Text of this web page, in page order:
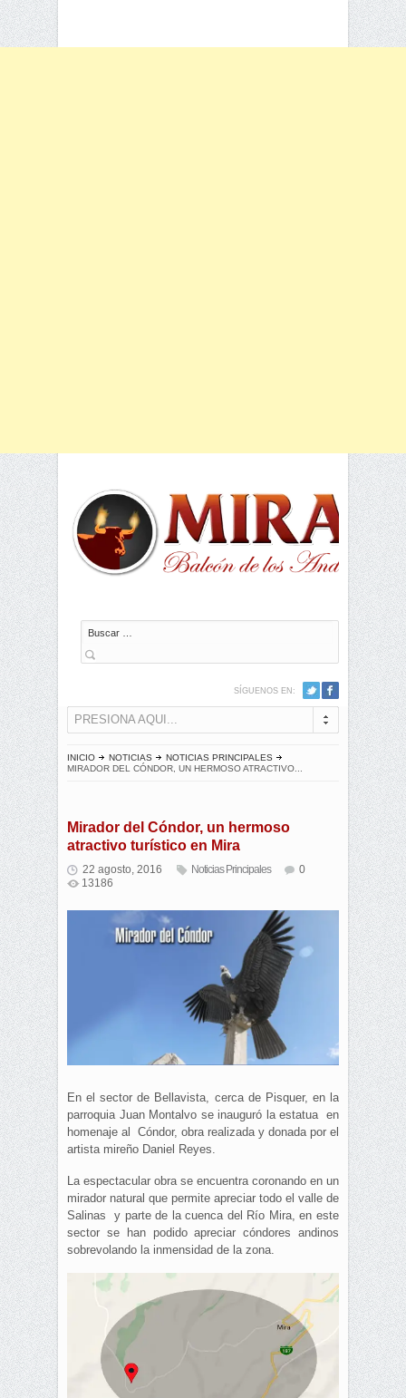
Buscar
SÍGUENOS EN:
PRESIONA AQUI...
INICIO NOTICIAS
NOTICIAS PRINCIPALES
MIRADOR DEL CÓNDOR, UN HERMOSO ATRACTIVO...
Mirador del Cóndor, un hermoso
atractivo turístico en Mira
22 agosto, 2016 Noticias Principales
0
13186
En el sector de Bellavista, cerca de Pisquer, en la
parroquia Juan Montalvo se inauguró la estatua en
homenaje al Cóndor, obra realizada y donada por el
artista mireño Daniel Reyes.
La espectacular obra se encuentra coronando en un
mirador natural que permite apreciar todo el valle de
Salinas y parte de la cuenca del Río Mira, en este
sector se han podido apreciar cóndores andinos
sobrevolando la inmensidad de la zona.